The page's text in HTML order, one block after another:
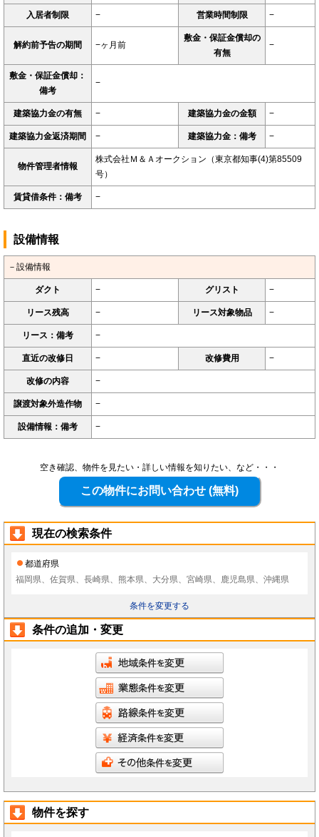
入居者制限 − 営業時間制限 −
解約前予告の期間 −ヶ月前
敷金・保証金償却の
有無
−
敷金・保証金償却：
備考
−
建築協力金の有無 − 建築協力金の金額 −
建築協力金返済期間 − 建築協力金：備考 −
物件管理者情報
株式会社Ｍ＆Ａオークション（東京都知事(4)第85509
号）
賃貸借条件：備考 −
設備情報
－設備情報
ダクト − グリスト −
リース残高 − リース対象物品 −
リース：備考 −
直近の改修日 − 改修費用 −
改修の内容 −
譲渡対象外造作物 −
設備情報：備考 −
空き確認、物件を見たい・詳しい情報を知りたい、など・・・
現在の検索条件
都道府県
福岡県、佐賀県、長崎県、熊本県、大分県、宮崎県、鹿児島県、沖縄県
条件を変更する
条件の追加・変更
物件を探す